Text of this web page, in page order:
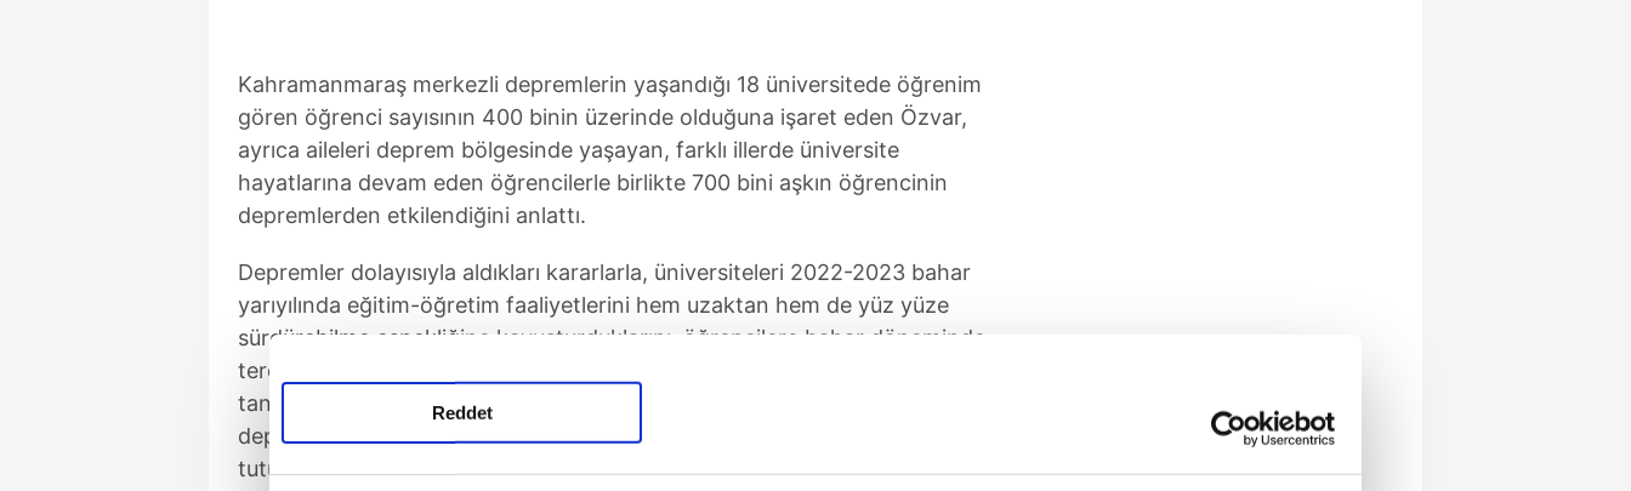
Reddet
Kahramanmaraş merkezli depremlerin yaşandığı 18 üniversitede öğrenim
gören öğrenci sayısının 400 binin üzerinde olduğuna işaret eden Özvar,
ayrıca aileleri deprem bölgesinde yaşayan, farklı illerde üniversite
hayatlarına devam eden öğrencilerle birlikte 700 bini aşkın öğrencinin
depremlerden etkilendiğini anlattı.
Depremler dolayısıyla aldıkları kararlarla, üniversiteleri 2022-2023 bahar
yarıyılında eğitim-öğretim faaliyetlerini hem uzaktan hem de yüz yüze
sürdürebilme esnekliğine kavuşturduklarını, öğrencilere bahar döneminde
tercihe bağlı olarak kayıt dondurma ve özel öğrencilik gibi imkanlar
tanıdıklarını hatırlatan Özvar, Cumhurbaşkanlığı Kararnamesi'yle
depremden etkilenen öğrencilerin katkı payı ödemesinden muaf
tutulduğunu aktardı.